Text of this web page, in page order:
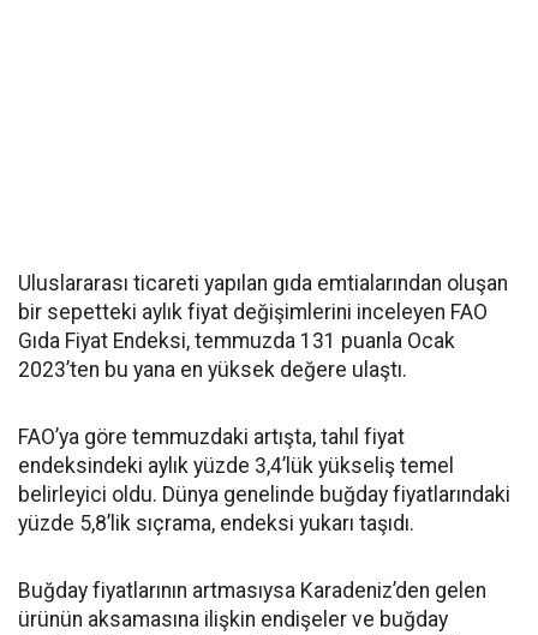
Uluslararası ticareti yapılan gıda emtialarından oluşan
bir sepetteki aylık fiyat değişimlerini inceleyen FAO
Gıda Fiyat Endeksi, temmuzda 131 puanla Ocak
2023’ten bu yana en yüksek değere ulaştı.
FAO’ya göre temmuzdaki artışta, tahıl fiyat
endeksindeki aylık yüzde 3,4’lük yükseliş temel
belirleyici oldu. Dünya genelinde buğday fiyatlarındaki
yüzde 5,8’lik sıçrama, endeksi yukarı taşıdı.
Buğday fiyatlarının artmasıysa Karadeniz’den gelen
ürünün aksamasına ilişkin endişeler ve buğday